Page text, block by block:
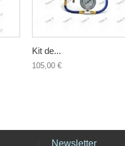
Kit de...
105,00 €
Newsletter